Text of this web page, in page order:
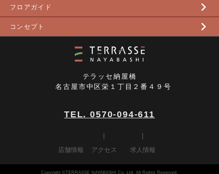
フロアガイド
コンセプト
テラッセ納屋橋
名古屋市中区栄１丁目２番４９号
TEL. 0570-094-611
店舗情報 アクセス 求人情報
Copyright ©TERRASSE NAYABASHI Co.,Ltd. All Rights Reserved.